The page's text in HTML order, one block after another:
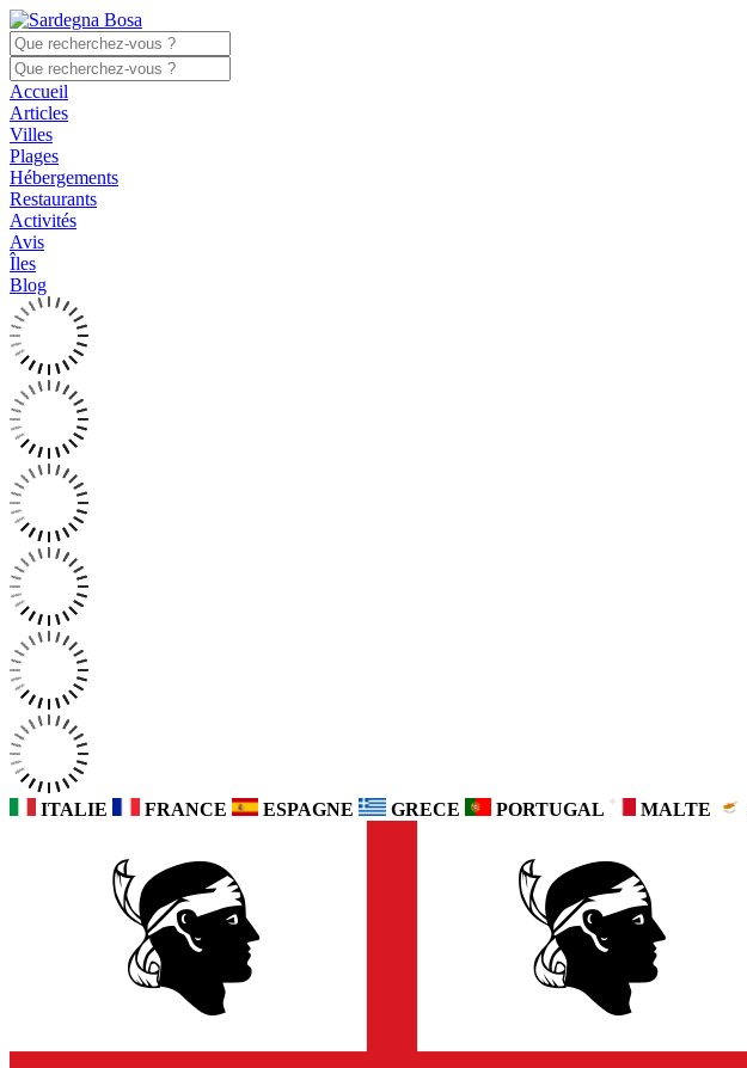
Accueil
Articles
Villes
Plages
Hébergements
Restaurants
Activités
Avis
Îles
Blog
ITALIE FRANCE ESPAGNE GRECE PORTUGAL MALTE